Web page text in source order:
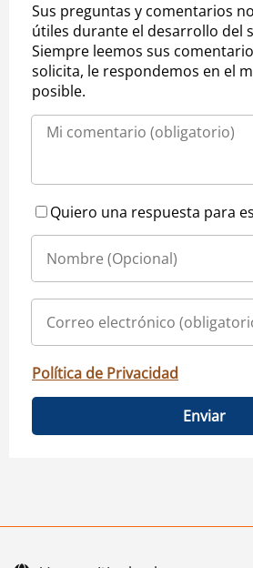
Sus preguntas y comentarios
útiles durante el desarrollo del
Siempre leemos sus
solicita, le respondemos en el
posible.
Quiero una respuesta para
Política de Privacidad
Enviar